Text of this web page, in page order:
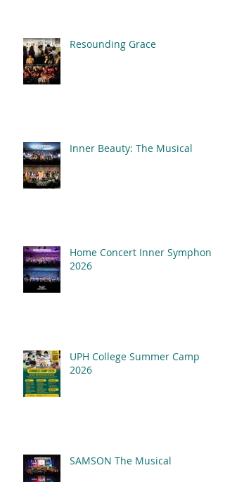
Resounding Grace
Inner Beauty: The Musical
Home Concert Inner Symphony
2026
UPH College Summer Camp
2026
SAMSON The Musical